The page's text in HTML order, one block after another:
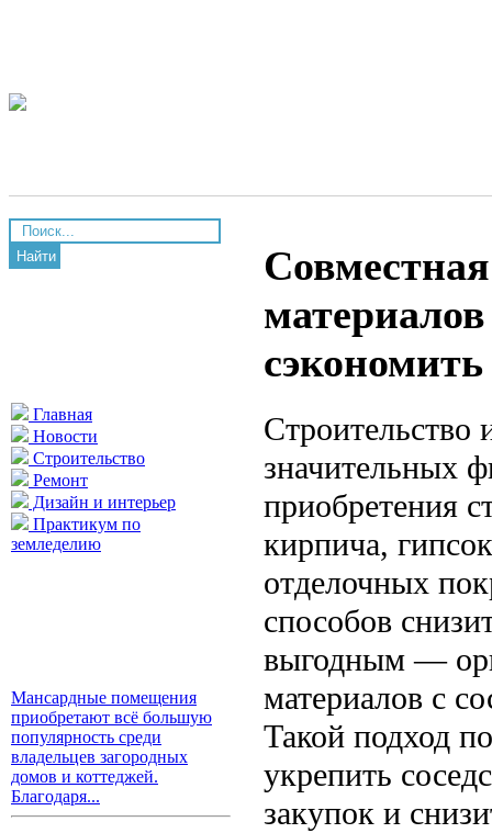
Найти
Главная
Новости
Строительство
Ремонт
Дизайн и интерьер
Практикум по
земледелию
Мансардные помещения
приобретают всё большую
популярность среди
владельцев загородных
домов и коттеджей.
Благодаря...
сэкономить
значительных
приобретения
кирпича,
отделочных
способов
выгодным —
материалов с
Такой подход
укрепить
закупок и